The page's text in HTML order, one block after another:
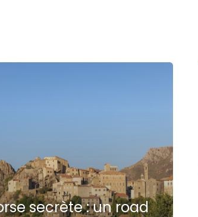
secrète : un road